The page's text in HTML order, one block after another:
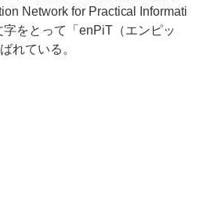
Network for Practical Informati
をとって「enPiT（エンピッ
れている。